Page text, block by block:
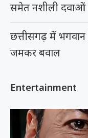
समेत नशीली दवाओं
छत्तीसगढ़ में
जमकर बवाल
Entertainment